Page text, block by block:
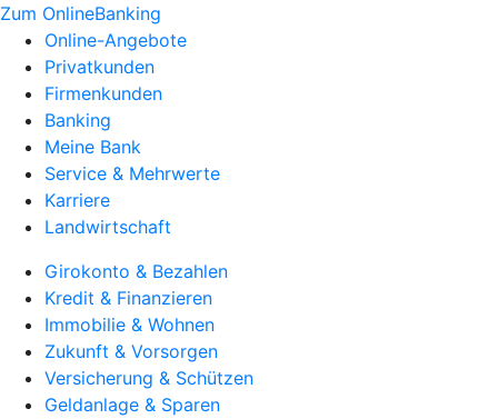
Zum OnlineBanking
Online-Angebote
Privatkunden
Firmenkunden
Banking
Meine Bank
Service & Mehrwerte
Karriere
Landwirtschaft
Girokonto & Bezahlen
Kredit & Finanzieren
Immobilie & Wohnen
Zukunft & Vorsorgen
Versicherung & Schützen
Geldanlage & Sparen